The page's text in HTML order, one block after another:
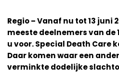
Regio – Vanaf nu tot 13 juni
meeste deelnemers van de
u voor. Special Death Care
Daar komen waar een
verminkte dodelijke